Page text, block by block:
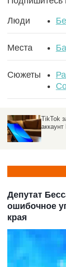
Люди
Места
Сюжеты
TikTok
Депутат
ошибочное
края